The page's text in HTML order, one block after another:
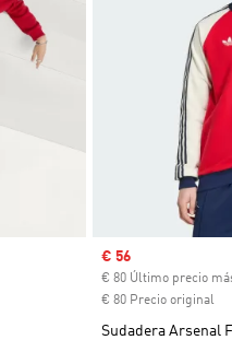
Precio de venta
€ 56
€ 80 Último precio
€ 80 Precio original
Sudadera Arsenal